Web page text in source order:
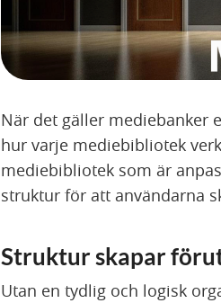
När det gäller mediebanker
hur varje mediebibliotek
mediebibliotek som är
struktur för att användarna
Struktur skapar
Utan en tydlig och logisk